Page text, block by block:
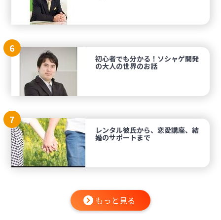
6
初心者でも分かる！ソシャゲ開発
の大人の世界のお話
7
レンタル彼氏から、恋愛講座、結
婚のサポートまで
もっと見る